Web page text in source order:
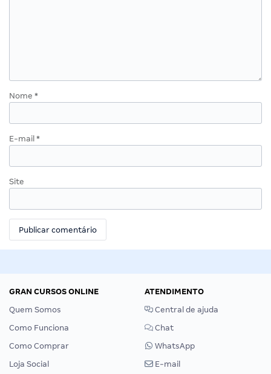
Nome *
E-mail *
Site
GRAN CURSOS ONLINE
Quem Somos
Como Funciona
Como Comprar
Loja Social
ATENDIMENTO
Central de ajuda
Chat
WhatsApp
E-mail